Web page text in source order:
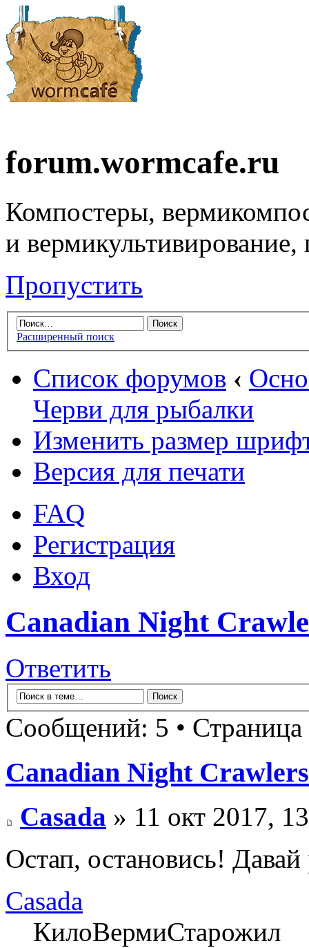
forum.wormcafe.ru
Компостеры,
и
Пропустить
Расширенный поиск
Список форумов ‹
Черви для рыбалки
Изменить размер
Версия для печати
FAQ
Регистрация
Вход
Canadian Night
Ответить
Сообщений: 5 • Страница
Canadian Night Crawlers
Casada » 11 окт 2017,
Остап, остановись!
Casada
КилоВермиСтарожил